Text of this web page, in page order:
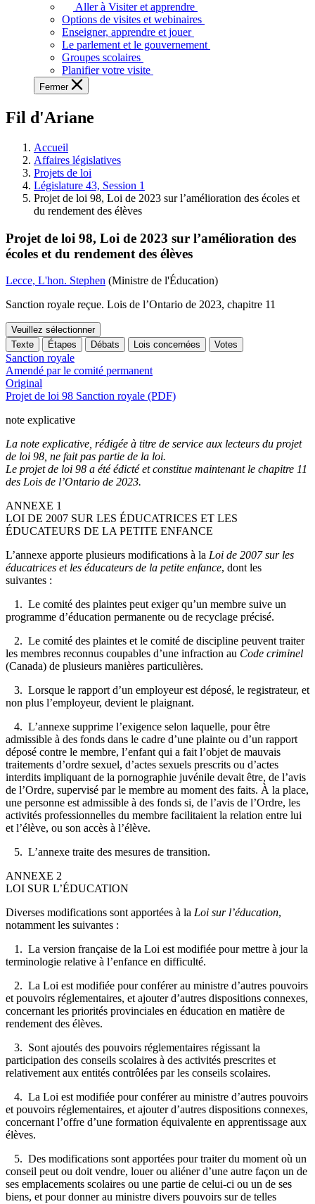
voir,
apprendre
et
à
à
législative.
Aller à Visiter et apprendre
Options de visites et webinaires
Enseigner, apprendre et jouer
Le parlement et le gouvernement
Groupes scolaires
Planifier votre visite
Fermer
Fil d'Ariane
Accueil
Affaires législatives
Projets de loi
Législature 43, Session 1
Projet de loi 98, Loi de 2023 sur l’amélioration des écoles et
du rendement des élèves
Projet de loi 98, Loi de 2023 sur l’amélioration des
écoles et du rendement des élèves
Lecce, L'hon. Stephen (Ministre de l'Éducation)
Sanction royale reçue. Lois de l’Ontario de 2023, chapitre 11
Veuillez sélectionner
Texte
Étapes Débats Lois concernées Votes
Sanction royale
Amendé par le comité permanent
Original
Projet de loi 98 Sanction royale (PDF)
note explicative
La note explicative, rédigée à titre de service aux lecteurs du projet
de loi 98, ne fait pas partie de la loi.
Le projet de loi 98 a été édicté et constitue maintenant le chapitre 11
des Lois de l’Ontario de 2023.
ANNEXE 1
LOI DE 2007 SUR LES ÉDUCATRICES ET LES
ÉDUCATEURS DE LA PETITE ENFANCE
L’annexe apporte plusieurs modifications à la Loi de 2007 sur les
éducatrices et les éducateurs de la petite enfance, dont les
suivantes :
1. Le comité des plaintes peut exiger qu’un membre suive un
programme d’éducation permanente ou de recyclage précisé.
2. Le comité des plaintes et le comité de discipline peuvent traiter
les membres reconnus coupables d’une infraction au Code criminel
(Canada) de plusieurs manières particulières.
3. Lorsque le rapport d’un employeur est déposé, le registrateur, et
non plus l’employeur, devient le plaignant.
4. L’annexe supprime l’exigence selon laquelle, pour être
admissible à des fonds dans le cadre d’une plainte ou d’un rapport
déposé contre le membre, l’enfant qui a fait l’objet de mauvais
traitements d’ordre sexuel, d’actes sexuels prescrits ou d’actes
interdits impliquant de la pornographie juvénile devait être, de l’avis
de l’Ordre, supervisé par le membre au moment des faits. À la place,
une personne est admissible à des fonds si, de l’avis de l’Ordre, les
activités professionnelles du membre facilitaient la relation entre lui
et l’élève, ou son accès à l’élève.
5. L’annexe traite des mesures de transition.
ANNEXE 2
LOI SUR L’ÉDUCATION
Diverses modifications sont apportées à la Loi sur l’éducation,
notamment les suivantes :
1. La version française de la Loi est modifiée pour mettre à jour la
terminologie relative à l’enfance en difficulté.
2. La Loi est modifiée pour conférer au ministre d’autres pouvoirs
et pouvoirs réglementaires, et ajouter d’autres dispositions connexes,
concernant les priorités provinciales en éducation en matière de
rendement des élèves.
3. Sont ajoutés des pouvoirs réglementaires régissant la
participation des conseils scolaires à des activités prescrites et
relativement aux entités contrôlées par les conseils scolaires.
4. La Loi est modifiée pour conférer au ministre d’autres pouvoirs
et pouvoirs réglementaires, et ajouter d’autres dispositions connexes,
concernant l’offre d’une formation équivalente en apprentissage aux
élèves.
5. Des modifications sont apportées pour traiter du moment où un
conseil peut ou doit vendre, louer ou aliéner d’une autre façon un de
ses emplacements scolaires ou une partie de celui-ci ou un de ses
biens, et pour donner au ministre divers pouvoirs sur de telles